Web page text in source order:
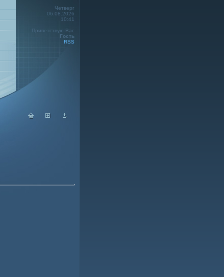
Четверг
06.08.2026
10:41
Приветствую Вас
Гость
RSS